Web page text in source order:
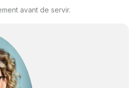
avant de servir.